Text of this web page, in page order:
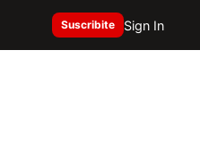
Suscribite Sign In